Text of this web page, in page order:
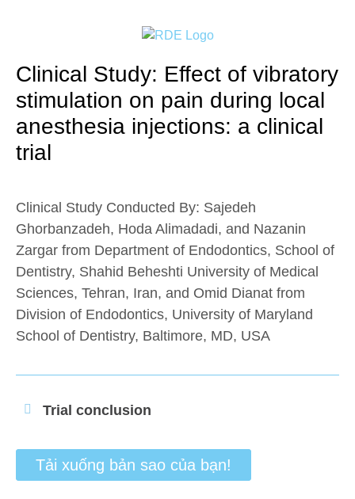
Clinical Study: Effect of vibratory
stimulation on pain during local
anesthesia injections: a clinical
trial
Clinical Study Conducted By: Sajedeh
Ghorbanzadeh, Hoda Alimadadi, and Nazanin
Zargar from Department of Endodontics, School of
Dentistry, Shahid Beheshti University of Medical
Sciences, Tehran, Iran, and Omid Dianat from
Division of Endodontics, University of Maryland
School of Dentistry, Baltimore, MD, USA
Trial conclusion
Tải xuống bản sao của bạn!